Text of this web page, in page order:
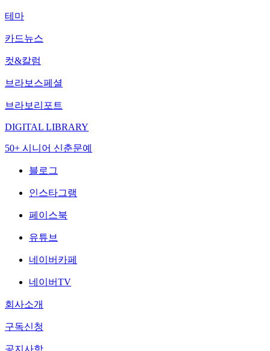
테마
카드뉴스
컷&칼럼
브라보스페셜
브라보리포트
DIGITAL LIBRARY
50+ 시니어 신춘문예
블로그
인스타그램
페이스북
유튜브
네이버카페
네이버TV
회사소개
구독신청